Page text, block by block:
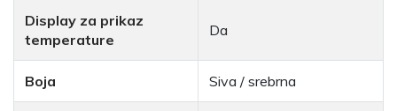
Display za prikaz
temperature
Da
Boja Siva / srebrna